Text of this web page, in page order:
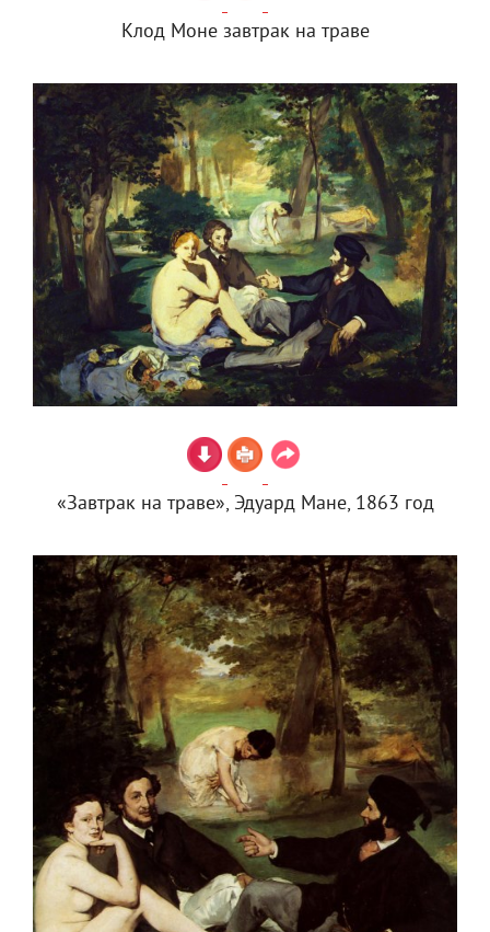
Клод Моне завтрак на траве
«Завтрак на траве», Эдуард Мане, 1863 год